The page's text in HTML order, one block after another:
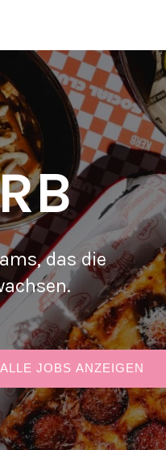
das die
ALLE JOBS ANZEIGEN